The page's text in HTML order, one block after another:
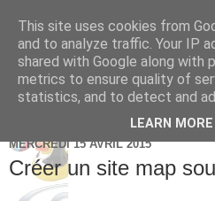
Brice Cornet:
entrepreneur
MERCREDI 15 AVRIL 2015
Créer un site map
This site uses cookies from
and to analyze traffic. Your IP
shared with Google along with
metrics to ensure quality of
statistics, and to detect and
LEARN MORE